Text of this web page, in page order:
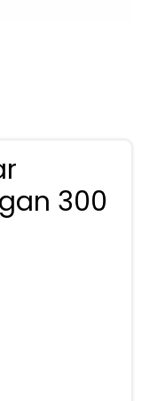
300